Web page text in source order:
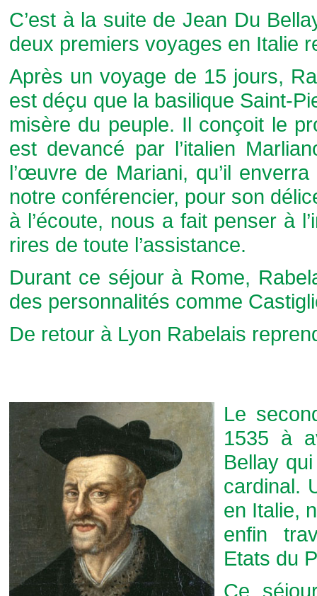
C’est à la suite de Jean Du
deux premiers voyages en Italie
Après un voyage de 15 jours,
est déçu que la basilique Saint-
misère du peuple. Il conçoit le
est devancé par l’italien
l’œuvre de Mariani, qu’il
notre conférencier, pour son
à l’écoute, nous a fait penser à
rires de toute l’assistance.
Durant ce séjour à Rome,
des personnalités comme
De retour à Lyon Rabelais
Le
1535 à
Bellay
cardinal.
en Italie,
enfin
Etats du
Ce